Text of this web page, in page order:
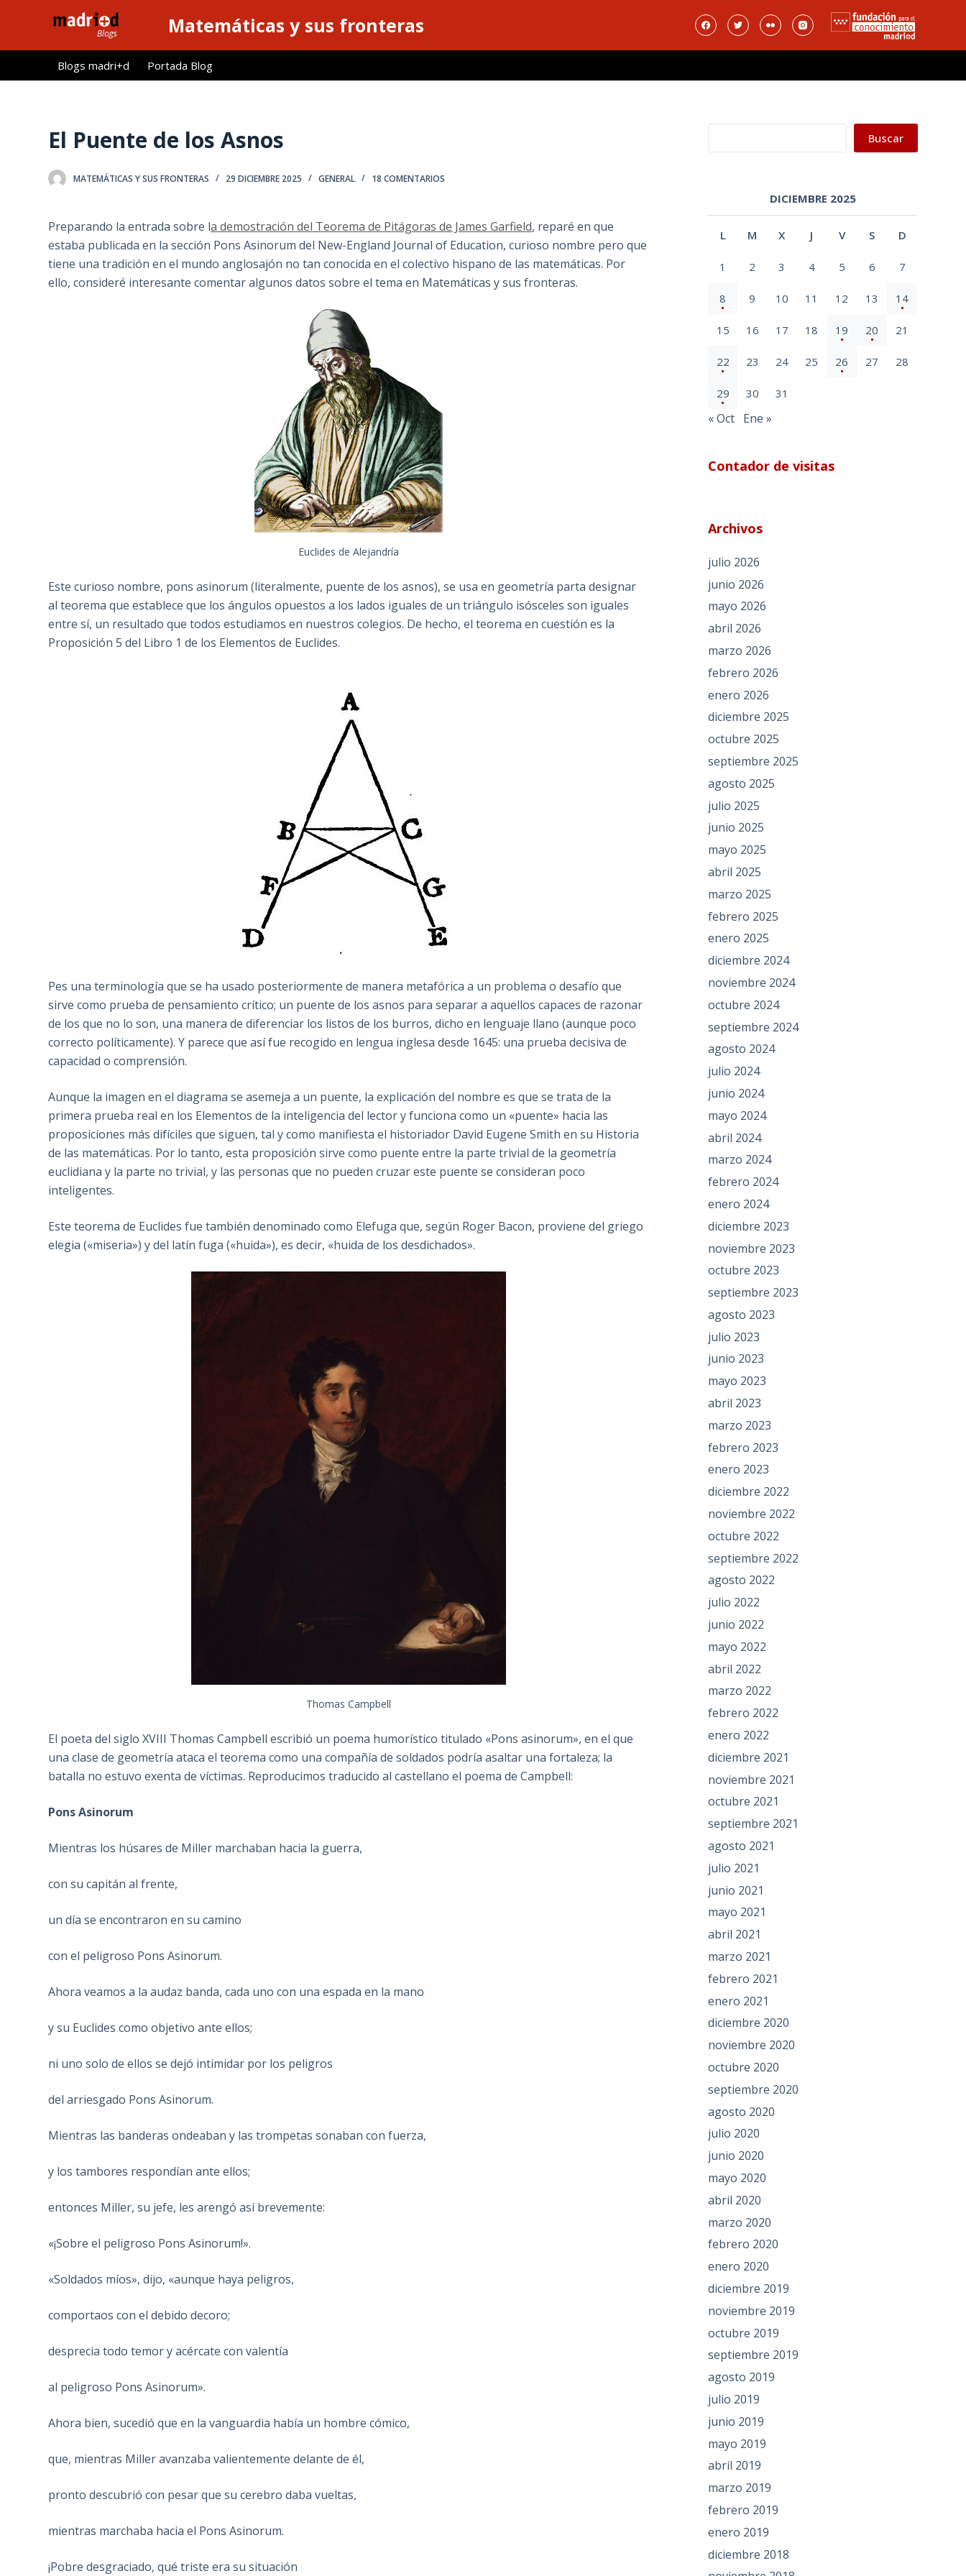
l
Matemáticas y sus fronteras
Blogs madri+d Portada Blog
El Puente de los Asnos
MATEMÁTICAS Y SUS FRONTERAS 29 DICIEMBRE 2025 GENERAL 18 COMENTARIOS
Preparando la entrada sobre la demostración del Teorema de Pitágoras de James Garfield, reparé en que
estaba publicada en la sección Pons Asinorum del New-England Journal of Education, curioso nombre pero que
tiene una tradición en el mundo anglosajón no tan conocida en el colectivo hispano de las matemáticas. Por
ello, consideré interesante comentar algunos datos sobre el tema en Matemáticas y sus fronteras.
Euclides de Alejandría
Este curioso nombre, pons asinorum (literalmente, puente de los asnos), se usa en geometría parta designar
al teorema que establece que los ángulos opuestos a los lados iguales de un triángulo isósceles son iguales
entre sí, un resultado que todos estudiamos en nuestros colegios. De hecho, el teorema en cuestión es la
Proposición 5 del Libro 1 de los Elementos de Euclides.
Pes una terminología que se ha usado posteriormente de manera metafórica a un problema o desafío que
sirve como prueba de pensamiento crítico; un puente de los asnos para separar a aquellos capaces de razonar
de los que no lo son, una manera de diferenciar los listos de los burros, dicho en lenguaje llano (aunque poco
correcto políticamente). Y parece que así fue recogido en lengua inglesa desde 1645: una prueba decisiva de
capacidad o comprensión.
Aunque la imagen en el diagrama se asemeja a un puente, la explicación del nombre es que se trata de la
primera prueba real en los Elementos de la inteligencia del lector y funciona como un «puente» hacia las
proposiciones más difíciles que siguen, tal y como manifiesta el historiador David Eugene Smith en su Historia
de las matemáticas. Por lo tanto, esta proposición sirve como puente entre la parte trivial de la geometría
euclidiana y la parte no trivial, y las personas que no pueden cruzar este puente se consideran poco
inteligentes.
Este teorema de Euclides fue también denominado como Elefuga que, según Roger Bacon, proviene del griego
elegia («miseria») y del latín fuga («huida»), es decir, «huida de los desdichados».
Thomas Campbell
El poeta del siglo XVIII Thomas Campbell escribió un poema humorístico titulado «Pons asinorum», en el que
una clase de geometría ataca el teorema como una compañía de soldados podría asaltar una fortaleza; la
batalla no estuvo exenta de víctimas. Reproducimos traducido al castellano el poema de Campbell:
Pons Asinorum
Mientras los húsares de Miller marchaban hacia la guerra,
con su capitán al frente,
un día se encontraron en su camino
con el peligroso Pons Asinorum.
Ahora veamos a la audaz banda, cada uno con una espada en la mano
y su Euclides como objetivo ante ellos;
ni uno solo de ellos se dejó intimidar por los peligros
del arriesgado Pons Asinorum.
Mientras las banderas ondeaban y las trompetas sonaban con fuerza,
y los tambores respondían ante ellos;
entonces Miller, su jefe, les arengó así brevemente:
«¡Sobre el peligroso Pons Asinorum!».
«Soldados míos», dijo, «aunque haya peligros,
comportaos con el debido decoro;
desprecia todo temor y acércate con valentía
al peligroso Pons Asinorum».
Ahora bien, sucedió que en la vanguardia había un hombre cómico,
que, mientras Miller avanzaba valientemente delante de él,
pronto descubrió con pesar que su cerebro daba vueltas,
mientras marchaba hacia el Pons Asinorum.
¡Pobre desgraciado, qué triste era su situación
Buscar
DICIEMBRE 2025
L M X J V S D
1 2 3 4 5 6 7
8 9 10 11 12 13 14
15 16 17 18 19 20 21
22 23 24 25 26 27 28
29 30 31
« Oct Ene »
Contador de visitas
Archivos
julio 2026
junio 2026
mayo 2026
abril 2026
marzo 2026
febrero 2026
enero 2026
diciembre 2025
octubre 2025
septiembre 2025
agosto 2025
julio 2025
junio 2025
mayo 2025
abril 2025
marzo 2025
febrero 2025
enero 2025
diciembre 2024
noviembre 2024
octubre 2024
septiembre 2024
agosto 2024
julio 2024
junio 2024
mayo 2024
abril 2024
marzo 2024
febrero 2024
enero 2024
diciembre 2023
noviembre 2023
octubre 2023
septiembre 2023
agosto 2023
julio 2023
junio 2023
mayo 2023
abril 2023
marzo 2023
febrero 2023
enero 2023
diciembre 2022
noviembre 2022
octubre 2022
septiembre 2022
agosto 2022
julio 2022
junio 2022
mayo 2022
abril 2022
marzo 2022
febrero 2022
enero 2022
diciembre 2021
noviembre 2021
octubre 2021
septiembre 2021
agosto 2021
julio 2021
junio 2021
mayo 2021
abril 2021
marzo 2021
febrero 2021
enero 2021
diciembre 2020
noviembre 2020
octubre 2020
septiembre 2020
agosto 2020
julio 2020
junio 2020
mayo 2020
abril 2020
marzo 2020
febrero 2020
enero 2020
diciembre 2019
noviembre 2019
octubre 2019
septiembre 2019
agosto 2019
julio 2019
junio 2019
mayo 2019
abril 2019
marzo 2019
febrero 2019
enero 2019
diciembre 2018